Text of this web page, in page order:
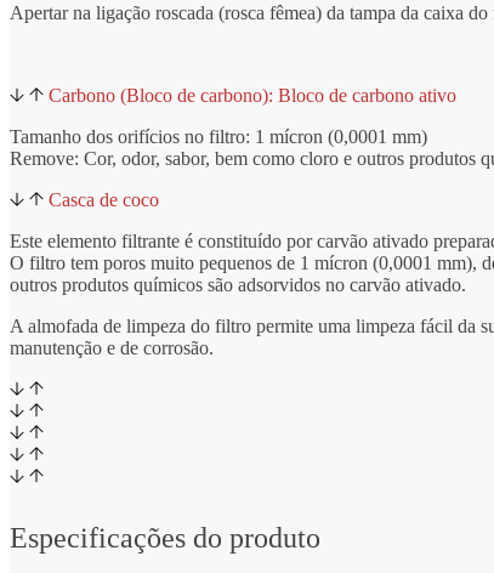
Apertar na ligação roscada (rosca fêmea) da tampa da caixa
Carbono (Bloco de carbono): Bloco de carbono ativo
Tamanho dos orifícios no filtro: 1 mícron (0,0001 mm)
Remove: Cor, odor, sabor, bem como cloro e outros produtos
Casca de coco
Este elemento filtrante é constituído por carvão ativado
O filtro tem poros muito pequenos de 1 mícron (0,0001 mm),
outros produtos químicos são adsorvidos no carvão ativado.
A almofada de limpeza do filtro permite uma limpeza fácil da
manutenção e de corrosão.
Especificações do produto